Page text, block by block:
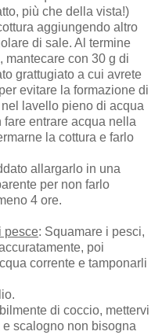
più che della vista!)
aggiungendo altro
di sale. Al termine
mantecare con 30 g di
grattugiato a cui avrete
evitare la formazione di
lavello pieno di acqua
entrare acqua nella
la cottura e farlo
allargarlo in una
per non farlo
4 ore.
pesce: Squamare i pesci,
poi
corrente e tamponarli
di coccio, mettervi
e scalogno non bisogna